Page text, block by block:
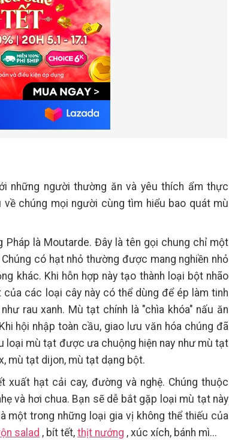
4.1.
4.2.
những người thường ăn và yêu thích ẩm thực
về chúng mọi người cùng tìm hiểu bao quát mù
là Moutarde. Đây là tên gọi chung chỉ một
có hạt nhỏ thường được mang nghiền nhỏ
khác. Khi hỗn hợp này tạo thành loại bột nhão
các loại cây này có thể dùng để ép làm tinh
rau xanh. Mù tạt chính là "chìa khóa" nấu ăn
hội nhập toàn cầu, giao lưu văn hóa chúng đã
loại mù tạt được ưa chuộng hiện nay như mù tạt
mù tạt dijon, mù tạt dạng bột.
hạt cải cay, đường và nghệ. Chúng thuộc
và hơi chua. Bạn sẽ dễ bắt gặp loại mù tạt này
một trong những loại gia vị không thể thiếu của
salad , bít tết, thịt nướng , xúc xích, bánh mì...